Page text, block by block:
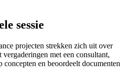
sessie
projecten strekken zich uit over
met een consultant,
en beoordeelt documenten